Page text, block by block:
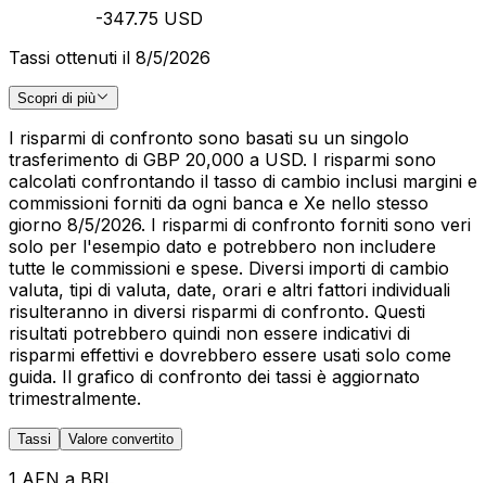
-347.75 USD
Tassi ottenuti il 8/5/2026
Scopri di più
I risparmi di confronto sono basati su un singolo
trasferimento di GBP 20,000 a USD. I risparmi sono
calcolati confrontando il tasso di cambio inclusi margini e
commissioni forniti da ogni banca e Xe nello stesso
giorno 8/5/2026. I risparmi di confronto forniti sono veri
solo per l'esempio dato e potrebbero non includere
tutte le commissioni e spese. Diversi importi di cambio
valuta, tipi di valuta, date, orari e altri fattori individuali
risulteranno in diversi risparmi di confronto. Questi
risultati potrebbero quindi non essere indicativi di
risparmi effettivi e dovrebbero essere usati solo come
guida. Il grafico di confronto dei tassi è aggiornato
trimestralmente.
Tassi Valore convertito